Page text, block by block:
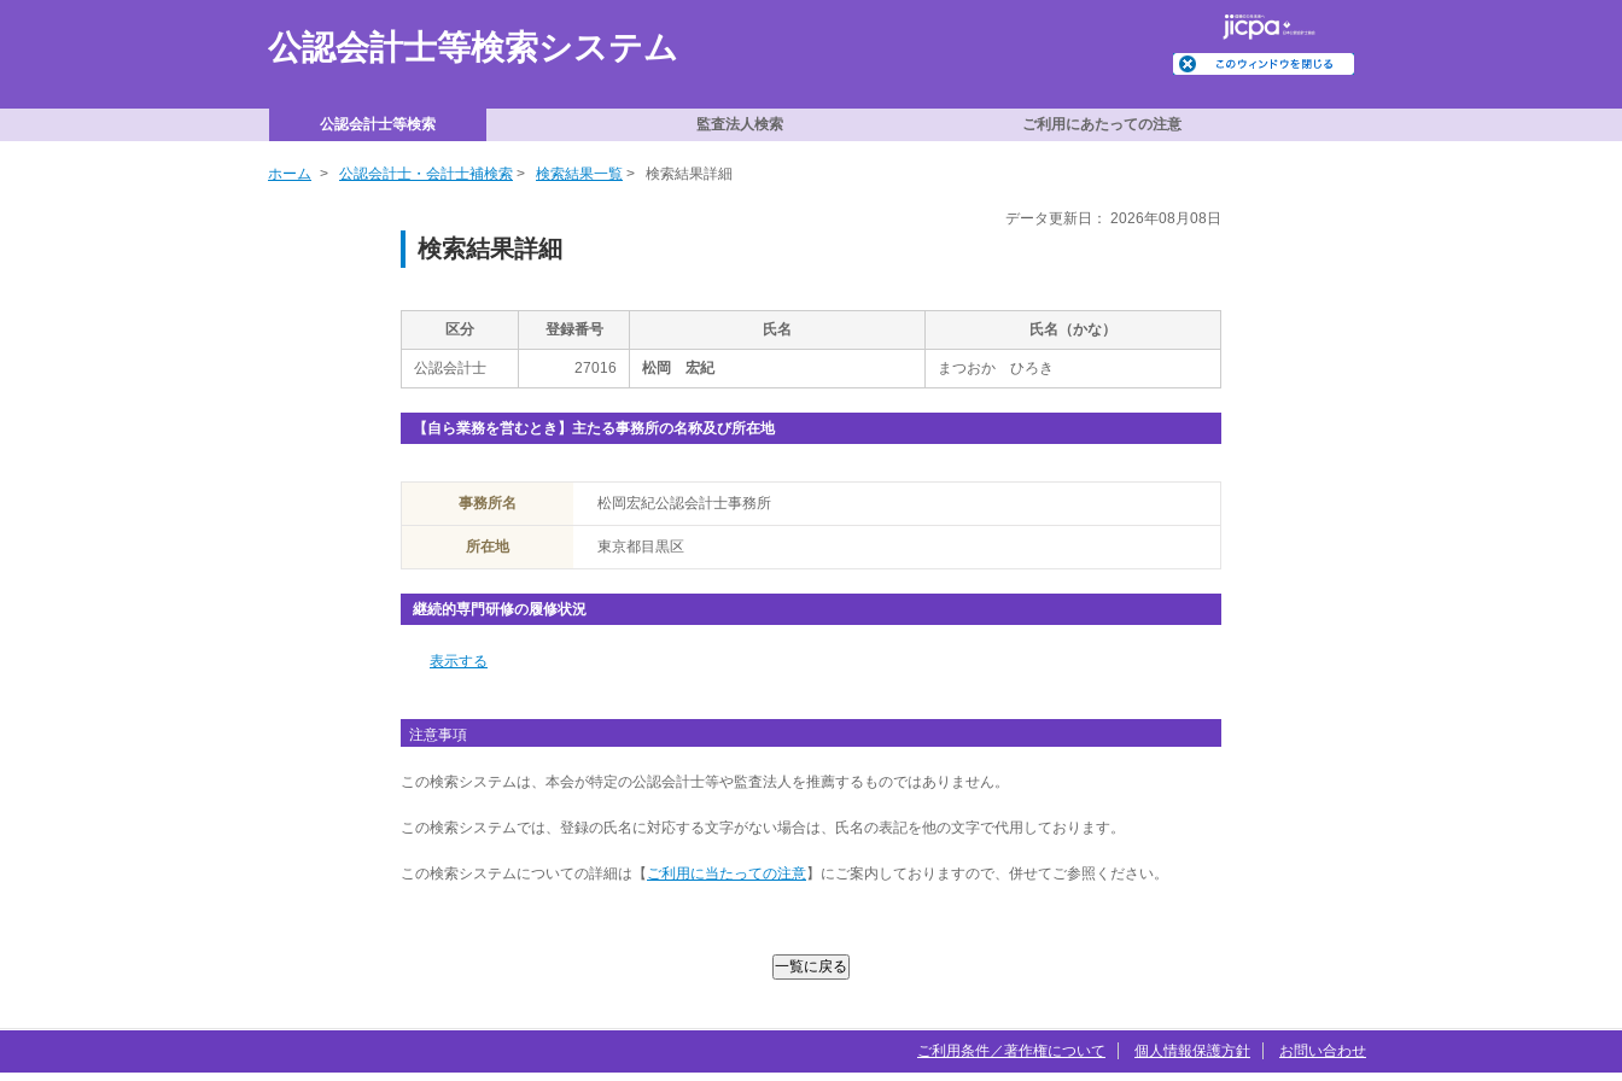
公認会計士等検索システム
公認会計士等検索 監査法人検索 ご利用にあたっての注意
ホーム > 公認会計士・会計士補検索 > 検索結果一覧 > 検索結果詳細
データ更新日： 2026年08月08日
検索結果詳細
区分 登録番号 氏名 氏名（かな）
公認会計士 27016 松岡 宏紀 まつおか ひろき
【自ら業務を営むとき】主たる事務所の名称及び所在地
事務所名 松岡宏紀公認会計士事務所
所在地 東京都目黒区
継続的専門研修の履修状況
表示する
注意事項
この検索システムは、本会が特定の公認会計士等や監査法人を推薦するものではありません。
この検索システムでは、登録の氏名に対応する文字がない場合は、氏名の表記を他の文字で代用しております。
この検索システムについての詳細は【 ご利用に当たっての注意】にご案内しておりますので、併せてご参照ください。
ご利用条件／著作権について 個人情報保護方針 お問い合わせ